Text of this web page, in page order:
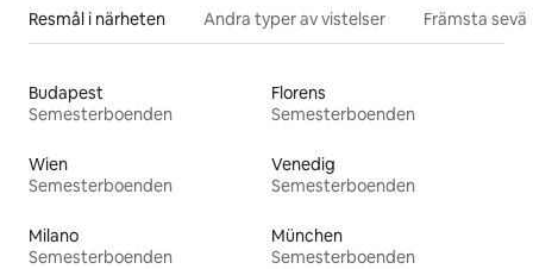
Resmål i närheten Andra typer av vistelser Främsta
Budapest
Semesterboenden
Florens
Semesterboenden
Wien
Semesterboenden
Venedig
Semesterboenden
Milano
Semesterboenden
München
Semesterboenden